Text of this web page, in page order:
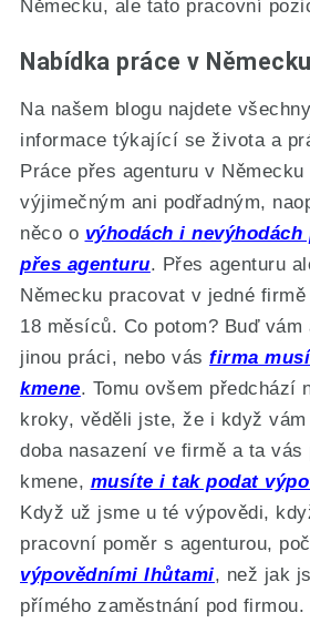
Německu, ale tato pracovní
Nabídka práce v Německu
Na našem blogu najdete
informace týkající se života a
Práce přes agenturu v
výjimečným ani podřadným,
něco o výhodách i nevýhodách
přes agenturu. Přes agenturu
Německu pracovat v jedné
18 měsíců. Co potom? Buď vám
jinou práci, nebo vásfirma
kmene. Tomu ovšem předchází
kroky, věděli jste, že i když
doba nasazení ve firmě a ta vás
kmene, musíte i tak podat
Když už jsme u té výpovědi,
pracovní poměr s agenturou,
výpovědními lhůtami, než jak
přímého zaměstnání pod